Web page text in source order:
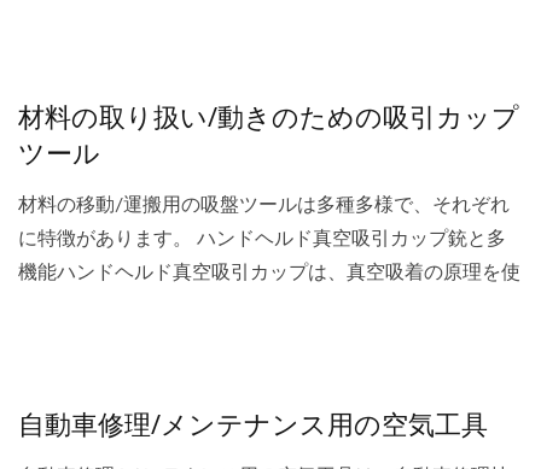
維持します。...
材料の取り扱い/動きのための吸引カップ
ツール
材料の移動/運搬用の吸盤ツールは多種多様で、それぞれ
に特徴があります。 ハンドヘルド真空吸引カップ銃と多
機能ハンドヘルド真空吸引カップは、真空吸着の原理を使
性の向上は、さまざまな産業の材料処理ニーズを満たすこ
とができます。...
自動車修理/メンテナンス用の空気工具